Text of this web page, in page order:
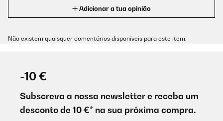
Adicionar a tua opinião
Não existem quaisquer comentários disponíveis para este item.
-10 €
Subscreva a nossa newsletter e receba um
desconto de 10 €* na sua próxima compra.